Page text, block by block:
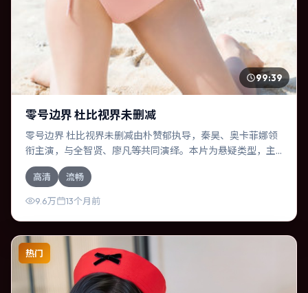
99:39
零号边界 杜比视界未删减
零号边界 杜比视界未删减由朴赞郁执导，秦昊、奥卡菲娜领
衔主演，与全智贤、廖凡等共同演绎。本片为悬疑类型，主
要班底与取景来自英国。时间循环困住主角，每一次醒来规
则都在改变。影片整体气质温暖，节奏紧凑，人物动机清
晰，适合喜欢强情节与细腻表演的观众。
高清 流畅
9.6万 13个月前
热门